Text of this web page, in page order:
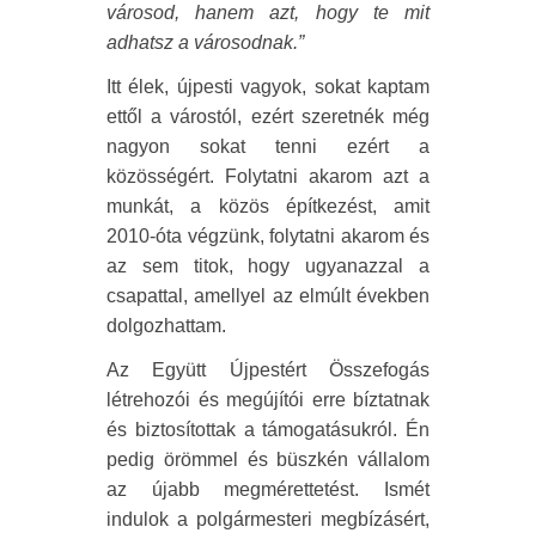
városod, hanem azt, hogy te mit
adhatsz a városodnak.”
Itt élek, újpesti vagyok, sokat kaptam
ettől a várostól, ezért szeretnék még
nagyon sokat tenni ezért a
közösségért. Folytatni akarom azt a
munkát, a közös építkezést, amit
2010-óta végzünk, folytatni akarom és
az sem titok, hogy ugyanazzal a
csapattal, amellyel az elmúlt években
dolgozhattam.
Az Együtt Újpestért Összefogás
létrehozói és megújítói erre bíztatnak
és biztosítottak a támogatásukról. Én
pedig örömmel és büszkén vállalom
az újabb megmérettetést. Ismét
indulok a polgármesteri megbízásért,